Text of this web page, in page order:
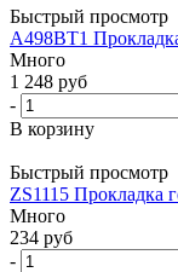
Быстрый просмотр
A498BT1
Много
1 248 руб
-
В корзину
Быстрый просмотр
ZS1115 Прокладка
Много
234 руб
-